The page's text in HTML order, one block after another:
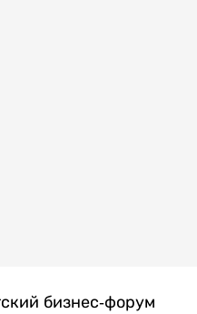
бизнес-форум